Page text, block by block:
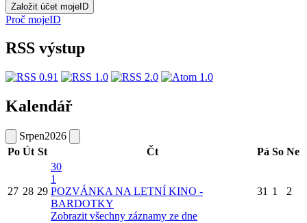
Proč mojeID
RSS výstup
Kalendář
Srpen2026
Po Út St Čt Pá So Ne
27 28 29
30
1
POZVÁNKA NA LETNÍ KINO -
BARDOTKY
Zobrazit všechny záznamy ze dne
31 1 2